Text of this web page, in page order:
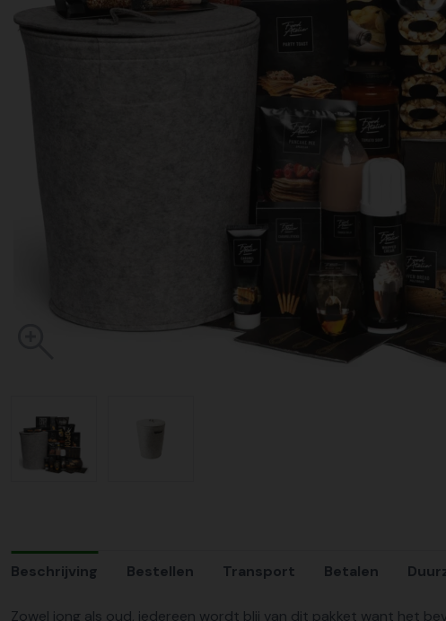
Beschrijving Bestellen Transport Betalen
Zowel jong als oud, iedereen wordt blij van dit pakket want het